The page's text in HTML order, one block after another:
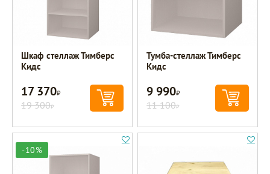
Шкаф стеллаж Тимберс
Кидс
17 370Р
19 300Р
Тумба-стеллаж Тимберс
Кидс
9 990Р
11 100Р
-10%